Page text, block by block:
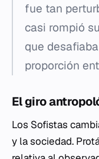
fue tan
casi rompió
que
proporción
El giro
Los Sofistas
y la sociedad.